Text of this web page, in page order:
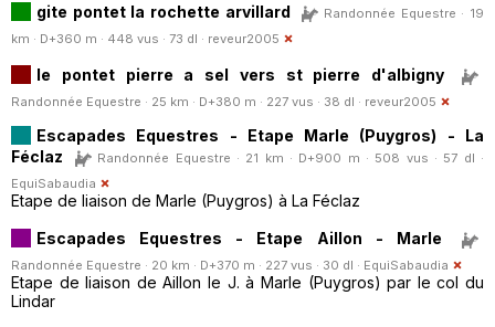
gite pontet la rochette arvillard
Randonnée Equestre · 19
km · D+360 m · 448 vus · 73 dl · reveur2005
le pontet pierre a sel vers st pierre d'albigny
Randonnée Equestre · 25 km · D+380 m · 227 vus · 38 dl · reveur2005
Escapades Equestres - Etape Marle (Puygros) - La
Féclaz
Randonnée Equestre · 21 km · D+900 m · 508 vus · 57 dl ·
EquiSabaudia
Etape de liaison de Marle (Puygros) à La Féclaz
Escapades Equestres - Etape Aillon - Marle
Randonnée Equestre · 20 km · D+370 m · 227 vus · 30 dl · EquiSabaudia
Etape de liaison de Aillon le J. à Marle (Puygros) par le col du
Lindar